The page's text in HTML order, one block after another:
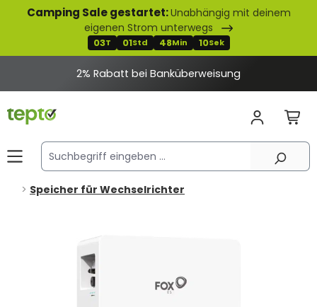
springen
Camping Sale gestartet:Unabhängig mit deinem
eigenen Strom unterwegs
03T 01Std 48Min 09Sek
Speicher für Wechselrichter